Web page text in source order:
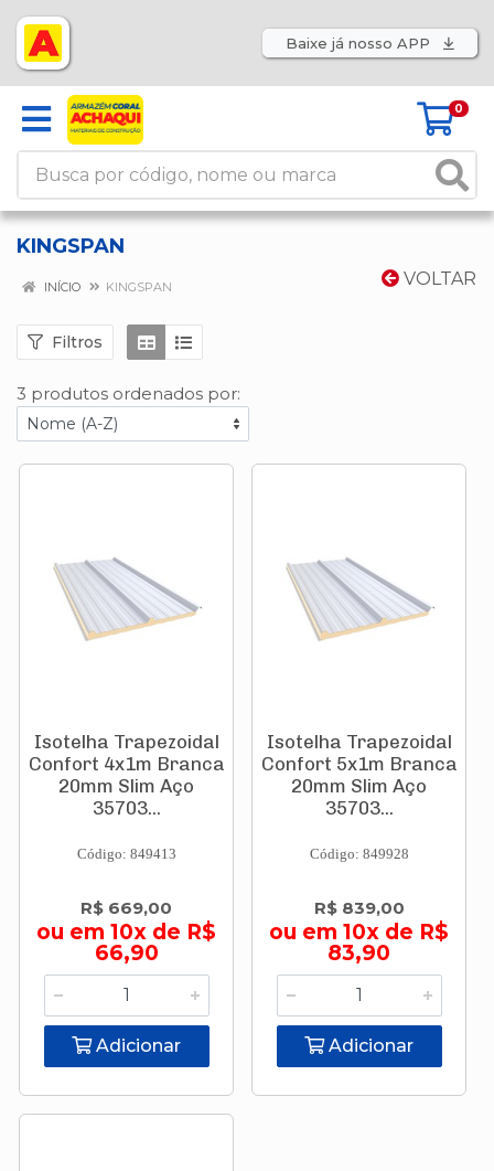
Baixe já nosso APP
0
KINGSPAN
VOLTAR
INÍCIO KINGSPAN
Filtros
3 produtos ordenados por:
Isotelha Trapezoidal
Confort 4x1m Branca
20mm Slim Aço
35703...
Código: 849413
R$ 669,00
ou em 10x de R$
66,90
Adicionar
Isotelha Trapezoidal
Confort 5x1m Branca
20mm Slim Aço
35703...
Código: 849928
R$ 839,00
ou em 10x de R$
83,90
Adicionar